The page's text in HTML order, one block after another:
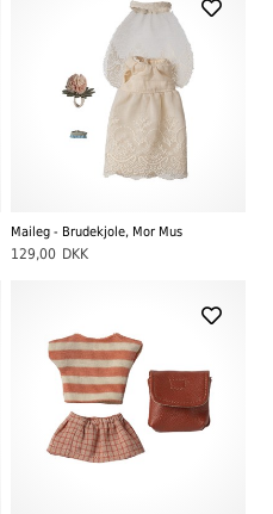
Maileg - Brudekjole, Mor Mus
129,00 DKK